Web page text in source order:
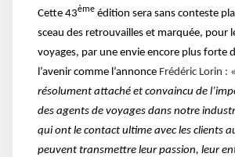
Cette 43ème édition sera sans conteste
sceau des retrouvailles et marquée, pour
voyages, par une envie encore plus forte
l’avenir comme l’annonce Frédéric Lorin : «
résolument attaché et convaincu de
des agents de voyages dans notre
qui ont le contact ultime avec les clients
peuvent transmettre leur passion, leur